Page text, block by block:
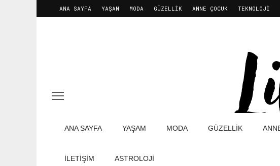
ANA SAYFA YAŞAM MODA GÜZELLIK ANNE ÇOCUK TEKNOLOJI
ANA SAYFA YAŞAM MODA GÜZELLIK
İLETIŞIM ASTROLOJİ